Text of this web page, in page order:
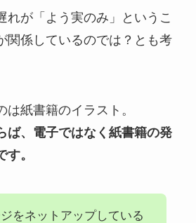
れが「よう実のみ」というこ
関係しているのでは？とも考
は紙書籍のイラスト。
ば、電子ではなく紙書籍の発
。
をネットアップしている